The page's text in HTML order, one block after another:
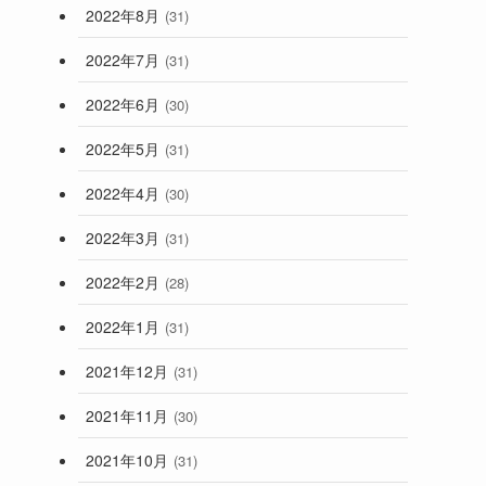
2022年8月 (31)
2022年7月 (31)
2022年6月 (30)
2022年5月 (31)
2022年4月 (30)
2022年3月 (31)
2022年2月 (28)
2022年1月 (31)
2021年12月 (31)
2021年11月 (30)
2021年10月 (31)